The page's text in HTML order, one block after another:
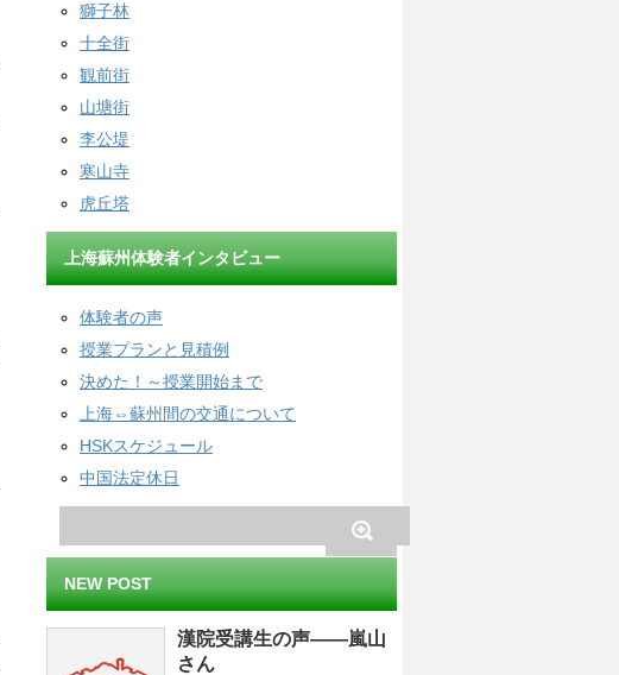
獅子林
十全街
観前街
山塘街
李公堤
寒山寺
虎丘塔
上海蘇州体験者インタビュー
体験者の声
授業プランと見積例
決めた！～授業開始まで
上海⇔蘇州間の交通について
HSKスケジュール
中国法定休日
NEW POST
漢院受講生の声——嵐山
さん